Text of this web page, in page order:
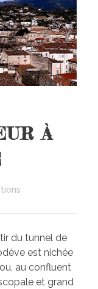
À
du tunnel de
est nichée
au confluent
et grand